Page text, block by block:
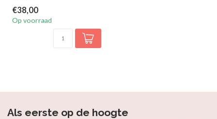
€38,00
Op voorraad
Als eerste op de hoogte